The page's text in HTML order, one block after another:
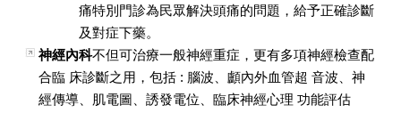
痛特別門診為民眾解決頭痛的問題，給予正確診斷
及對症下藥。
神經內科不但可治療一般神經重症，更有多項神經檢查配
合臨 床診斷之用，包括 : 腦波、顱內外血管超 音波、神
經傳導、肌電圖、誘發電位、臨床神經心理 功能評估